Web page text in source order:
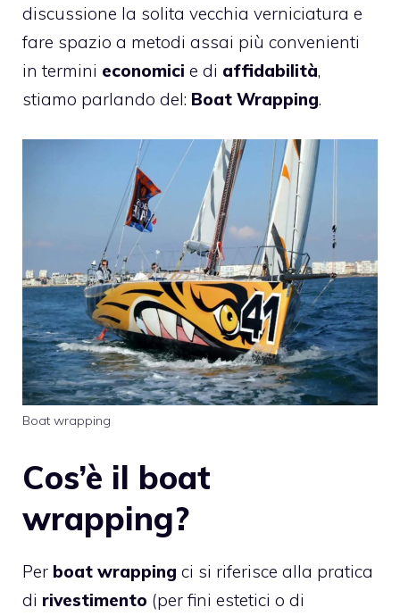
discussione la solita vecchia verniciatura e
fare spazio a metodi assai più convenienti
in termini economici e di affidabilità,
stiamo parlando del: Boat Wrapping.
Boat wrapping
Cos’è il boat
wrapping?
Per boat wrapping ci si riferisce alla pratica
di rivestimento (per fini estetici o di